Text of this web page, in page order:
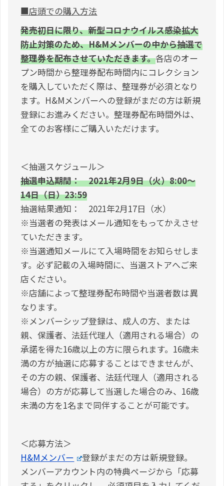
■店頭での購入方法
発売初日に限り、新型コロナウイルス感染拡大
防止対策のため、H&Mメンバーの中から抽選で
整理券を配布させていただきます。各店のオー
プン時間から整理券配布時間内にコレクション
を購入していただく際は、整理券が必須となり
ます。H&Mメンバーへの登録がまだの方は新規
登録にお進みください。整理券配布時間外は、
全てのお客様にご購入いただけます。
＜抽選スケジュール＞
抽選申込期間： 2021年2月9日（火）8:00～
14日（日）23:59
抽選結果通知： 2021年2月17日（水）
※当選者の発表はメール通知をもってかえさせ
ていただきます。
※当選通知メールにて入場時間をお知らせしま
す。必ず記載の入場時間に、当選ストアへご来
店ください。
※店舗によって整理券配布時間や当選者数は異
なります。
※メンバーシップ登録は、成人の方、または
親、保護者、法廷代理人（適用される場合）の
承諾を得た16歳以上の方に限られます。16歳未
満の方が抽選に応募することはできませんが、
その方の親、保護者、法廷代理人（適用される
場合）の方が応募して当選した場合のみ、16歳
未満の方を1名まで同伴することが可能です。
＜応募方法＞
H&Mメンバー
登録がまだの方は新規登録。
メンバーアカウント内の特典ページから「応募